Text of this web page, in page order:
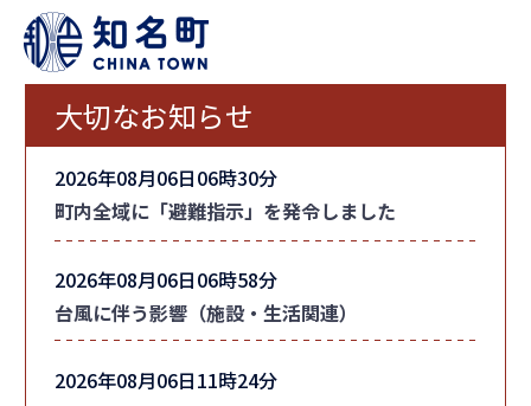
大切なお知らせ
2026年08月06日06時30分
町内全域に「避難指示」を発令しました
2026年08月06日06時58分
台風に伴う影響（施設・生活関連）
2026年08月06日11時24分